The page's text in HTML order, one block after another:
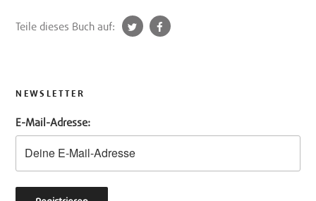
Teile dieses Buch auf:
t
NEWSLETTER
E-Mail-Adresse: